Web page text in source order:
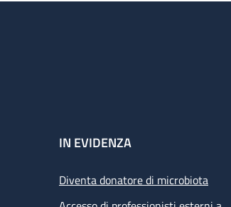
IN EVIDENZA
Diventa donatore di microbiota